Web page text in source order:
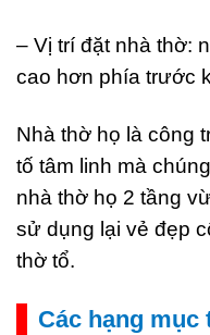
– Vị trí đặt nhà thờ:
cao hơn phía trước
Nhà thờ họ là công
tố tâm linh mà
nhà thờ họ 2 tầng
sử dụng lại vẻ đẹp
thờ tổ.
Các hạng